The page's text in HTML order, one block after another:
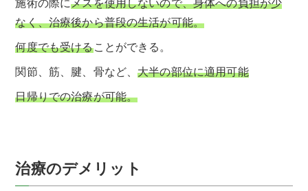
施術の際にメスを使用しないので、身体への負担が少
なく、治療後から普段の生活が可能。
何度でも受けることができる。
関節、筋、腱、骨など、大半の部位に適用可能
日帰りでの治療が可能。
治療のデメリット